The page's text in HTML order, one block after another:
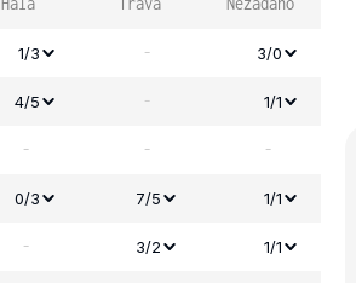
1/3 - 3/0
4/5 - 1/1
- - -
0/3 7/5 1/1
- 3/2 1/1